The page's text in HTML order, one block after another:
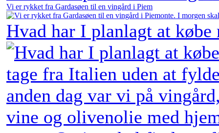
Vi er rykket fra Gardasøen til en vingård i Piem
Hvad har I planlagt at